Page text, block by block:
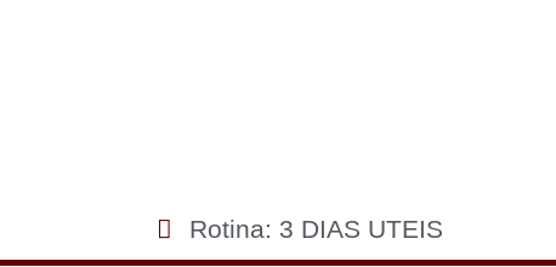
Rotina: 3 DIAS UTEIS